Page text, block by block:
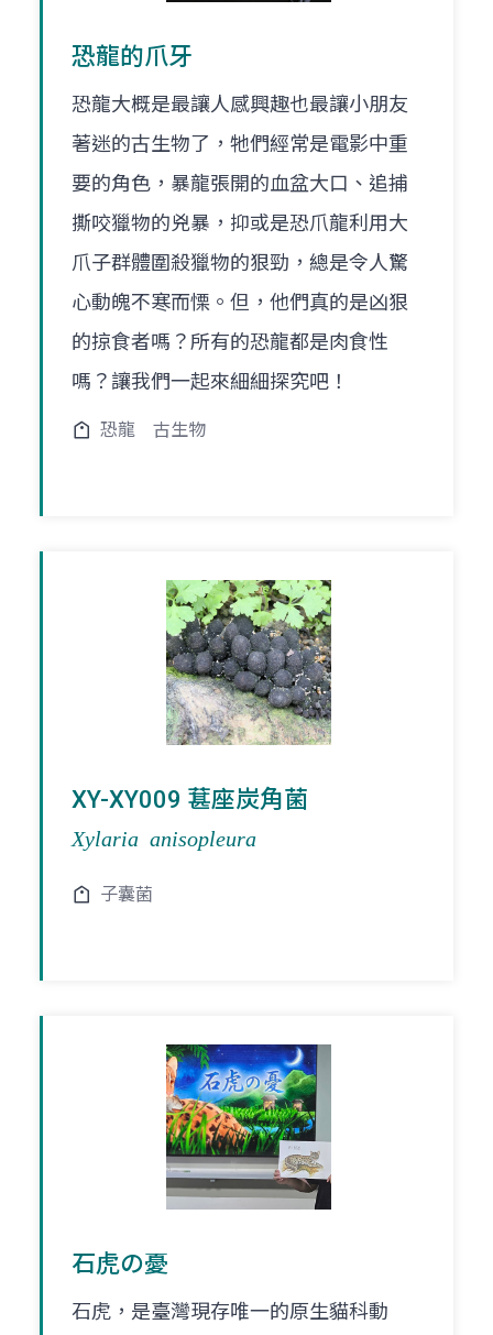
恐龍的爪牙
恐龍大概是最讓人感興趣也最讓小朋友
著迷的古生物了，牠們經常是電影中重
要的角色，暴龍張開的血盆大口、追捕
撕咬獵物的兇暴，抑或是恐爪龍利用大
爪子群體圍殺獵物的狠勁，總是令人驚
心動魄不寒而慄。但，他們真的是凶狠
的掠食者嗎？所有的恐龍都是肉食性
嗎？讓我們一起來細細探究吧！
恐龍 古生物
XY-XY009 葚座炭角菌
Xylaria anisopleura
子囊菌
石虎の憂
石虎，是臺灣現存唯一的原生貓科動